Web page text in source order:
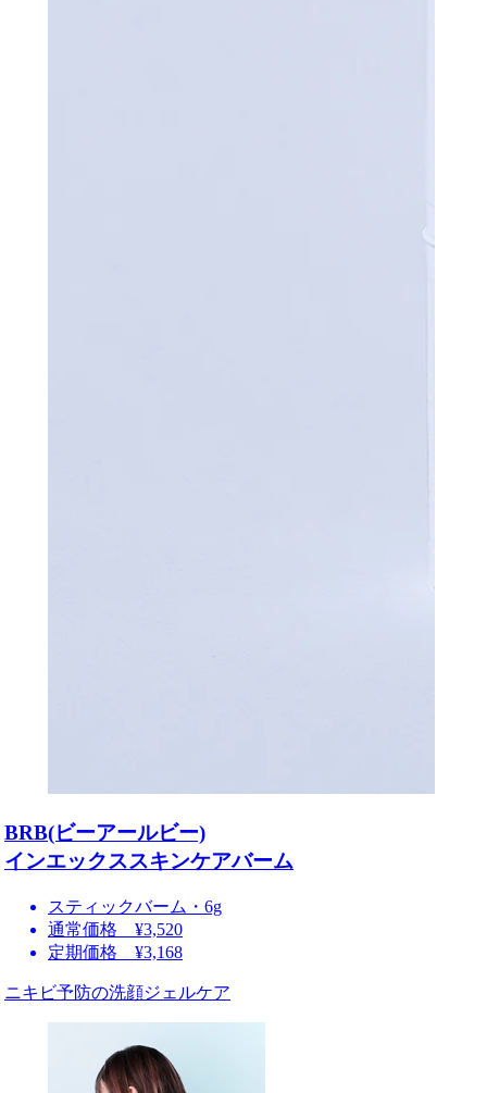
BRB(ビーアールビー)
インエックススキンケアバーム
スティックバーム・6g
通常価格 ¥3,520
定期価格 ¥3,168
ニキビ予防の洗顔ジェルケア